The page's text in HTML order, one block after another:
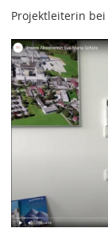
Projektleiterin